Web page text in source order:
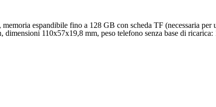
espandibile fino a 128 GB con scheda TF (necessaria
110x57x19,8 mm, peso telefono senza base di ricarica: